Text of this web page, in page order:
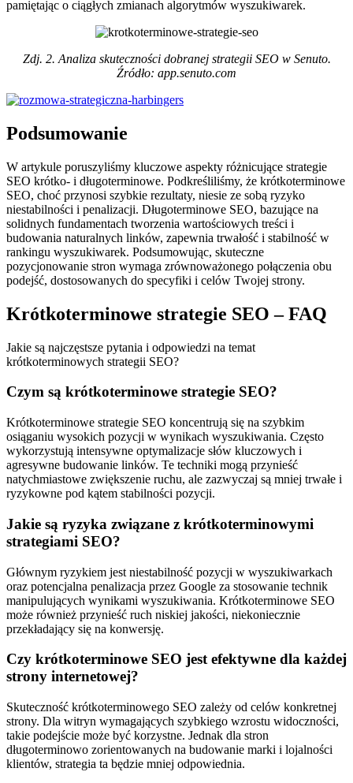
pamiętając o ciągłych zmianach algorytmów wyszukiwarek.
Zdj. 2. Analiza skuteczności dobranej strategii SEO w Senuto.
Źródło: app.senuto.com
Podsumowanie
W artykule poruszyliśmy kluczowe aspekty różnicujące strategie
SEO krótko- i długoterminowe. Podkreśliliśmy, że krótkoterminowe
SEO, choć przynosi szybkie rezultaty, niesie ze sobą ryzyko
niestabilności i penalizacji. Długoterminowe SEO, bazujące na
solidnych fundamentach tworzenia wartościowych treści i
budowania naturalnych linków, zapewnia trwałość i stabilność w
rankingu wyszukiwarek. Podsumowując, skuteczne
pozycjonowanie stron wymaga zrównoważonego połączenia obu
podejść, dostosowanych do specyfiki i celów Twojej strony.
Krótkoterminowe strategie SEO – FAQ
Jakie są najczęstsze pytania i odpowiedzi na temat
krótkoterminowych strategii SEO?
Czym są krótkoterminowe strategie SEO?
Krótkoterminowe strategie SEO koncentrują się na szybkim
osiąganiu wysokich pozycji w wynikach wyszukiwania. Często
wykorzystują intensywne optymalizacje słów kluczowych i
agresywne budowanie linków. Te techniki mogą przynieść
natychmiastowe zwiększenie ruchu, ale zazwyczaj są mniej trwałe i
ryzykowne pod kątem stabilności pozycji.
Jakie są ryzyka związane z krótkoterminowymi
strategiami SEO?
Głównym ryzykiem jest niestabilność pozycji w wyszukiwarkach
oraz potencjalna penalizacja przez Google za stosowanie technik
manipulujących wynikami wyszukiwania. Krótkoterminowe SEO
może również przynieść ruch niskiej jakości, niekoniecznie
przekładający się na konwersję.
Czy krótkoterminowe SEO jest efektywne dla każdej
strony internetowej?
Skuteczność krótkoterminowego SEO zależy od celów konkretnej
strony. Dla witryn wymagających szybkiego wzrostu widoczności,
takie podejście może być korzystne. Jednak dla stron
długoterminowo zorientowanych na budowanie marki i lojalności
klientów, strategia ta będzie mniej odpowiednia.